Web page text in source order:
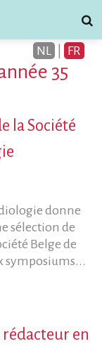
NL FR
35
la Société
donne
sélection de
Belge de
symposiums...
en